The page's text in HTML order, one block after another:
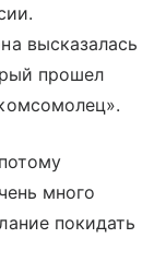
высказалась
прошел
много
покидать